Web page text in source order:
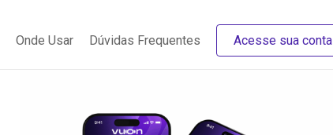
Onde Usar Dúvidas Frequentes Acesse sua conta